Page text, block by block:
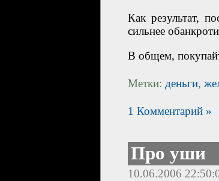
Как результат,
сильнее
В общем,
Метки: деньги,
1 Комментарий »
Про уши
10.06.2006